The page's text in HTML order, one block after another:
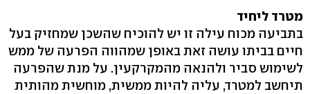
מטרד ליחיד
בתביעה מכוח עילה זו יש להוכיח שהשכן שמחזיק בעל
חיים בביתו עושה זאת באופן שמהווה הפרעה של ממש
לשימוש סביר ולהנאה מהמקרקעין. על מנת שהפרעה
תיחשב למטרד, עליה להיות ממשית, מוחשית מהותית